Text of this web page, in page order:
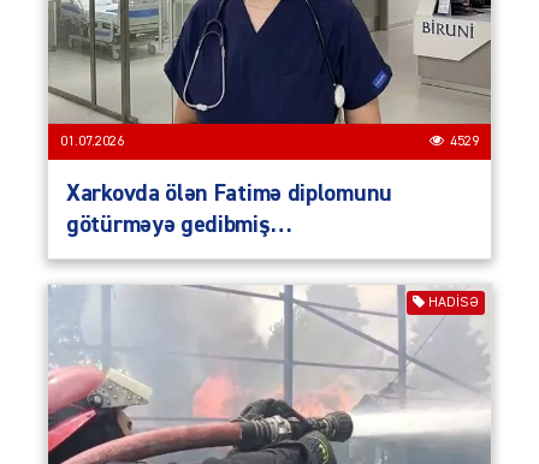
01.07.2026 4529
Xarkovda ölən Fatimə diplomunu
götürməyə gedibmiş…
HADISƏ